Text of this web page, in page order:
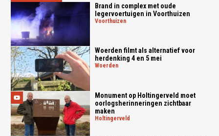
Brand in complex met oude
legervoertuigen in Voorthuizen
voorthuizen
Woerden filmt als alternatief voor
herdenking 4 en 5 mei
woerden
Monument op Holtingerveld moet
oorlogsherinneringen zichtbaar
maken
holtingerveld